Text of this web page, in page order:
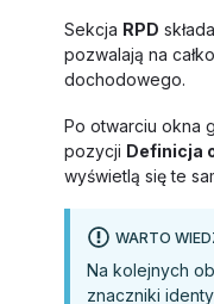
Sekcja RPD
pozwalają na
dochodowego.
Po otwarciu okna
pozycji Definicja
wyświetlą się te
WARTO
Na kolejnych
znaczniki